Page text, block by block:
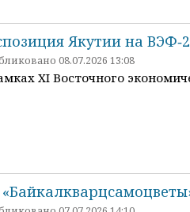
Якутии на
08.07.2026 13:08
XI Восточного